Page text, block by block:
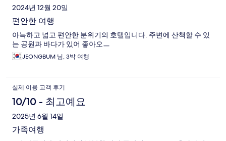
2024년 12월 20일
편안한 여행
아늑하고 넓고 편안한 분위기의 호텔입니다. 주변에 산책할 수 있
는 공원과 바다가 있어 좋아오ㅡ
JEONGBUM 님, 3박 여행
실제 이용 고객 후기
10/10 - 최고예요
2025년 6월 14일
가족여행